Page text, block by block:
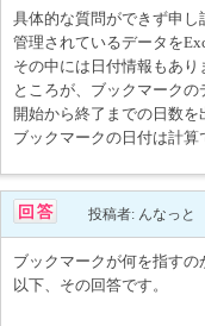
具体的な質問ができず申し
管理されているデータを
その中には日付情報もあり
ところが、ブックマークの
開始から終了までの日数を
ブックマークの日付は計算
投稿者: んなっと
ブックマークが何を指す
以下、その回答です。